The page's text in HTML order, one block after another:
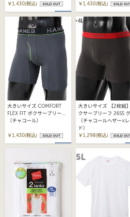
(HM6EQ101K)
￥1,430(税込)
(HM6ET102K)
￥1,430(税込)
大きいサイズ COMFORT
FLEX FIT ボクサーブリーフ
ヘインズ(HM6EQ102K)
（チャコール）
￥1,430(税込)
大きいサイズ 【2枚組
クサーブリーフ 26SS グロ
ーバルバリューライン
ンズ(HM6EG701K)
（チャコールヘザー×
ド）
￥1,298(税込)